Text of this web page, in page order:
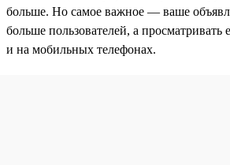
больше. Но самое важное — ваше
больше пользователей, а просматривать
и на мобильных телефонах.